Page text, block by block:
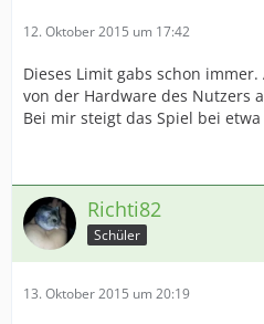
12. Oktober 2015 um 17:42
Dieses Limit gabs schon
von der Hardware des Nutzers
Bei mir steigt das Spiel bei etwa
Richti82
Schüler
13. Oktober 2015 um 20:19